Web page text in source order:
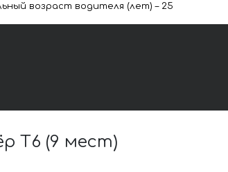
возраст водителя (лет) – 25
T6 (9 мест)